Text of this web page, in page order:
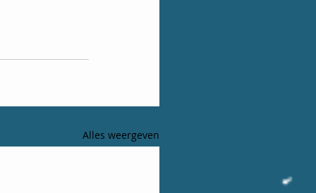
Alles weergeven